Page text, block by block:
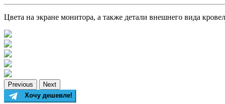
Цвета на экране монитора, а также детали внешнего вида
Previous
Next
Хочу дешевле!